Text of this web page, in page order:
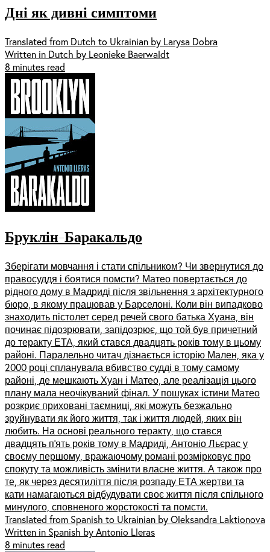
Дні як дивні симптоми
Translated from Dutch to Ukrainian by Larysa Dobra
Written in Dutch by Leonieke Baerwaldt
8 minutes read
Бруклін-Баракальдо
Зберігати мовчання і стати спільником? Чи звернутися до
правосуддя і боятися помсти? Матео повертається до
рідного дому в Мадриді після звільнення з архітектурного
бюро, в якому працював у Барселоні. Коли він випадково
знаходить пістолет серед речей свого батька Хуана, він
починає підозрювати, запідозрює, що той був причетний
до теракту ЕТА, який стався двадцять років тому в цьому
районі. Паралельно читач дізнається історію Мален, яка у
2000 році спланувала вбивство судді в тому самому
районі, де мешкають Хуан і Матео, але реалізація цього
плану мала неочікуваний фінал. У пошуках істини Матео
розкриє приховані таємниці, які можуть безжально
зруйнувати як його життя, так і життя людей, яких він
любить. На основі реального теракту, що стався
двадцять п’ять років тому в Мадриді, Антоніо Льєрас у
своєму першому, вражаючому романі розмірковує про
спокуту та можливість змінити власне життя. А також про
те, як через десятиліття після розпаду ЕТА жертви та
кати намагаються відбудувати своє життя після спільного
минулого, сповненого жорстокості та помсти.
Translated from Spanish to Ukrainian by Oleksandra Laktionova
Written in Spanish by Antonio Lleras
8 minutes read